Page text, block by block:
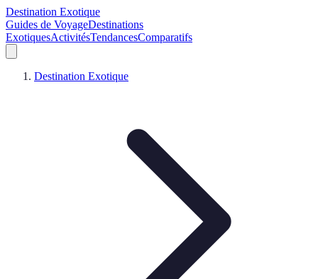
Destination Exotique
Guides de VoyageDestinations
ExotiquesActivitésTendancesComparatifs
Destination Exotique